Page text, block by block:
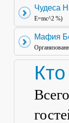
Чудеса
E=mc^2 %)
Мафия